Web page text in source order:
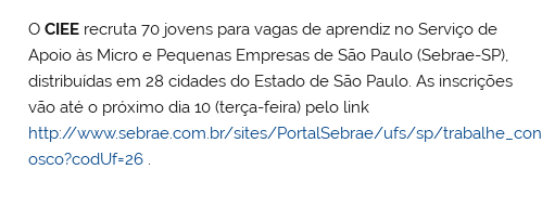
O CIEErecruta 70 jovens para vagas de aprendiz no Serviço de
Apoio às Micro e Pequenas Empresas de São Paulo (Sebrae-SP),
distribuídas em 28 cidades do Estado de São Paulo. As inscrições
vão até o próximo dia 10 (terça-feira) pelo link
http://www.sebrae.com.br/sites/PortalSebrae/ufs/sp/trabalhe_con
osco?codUf=26.